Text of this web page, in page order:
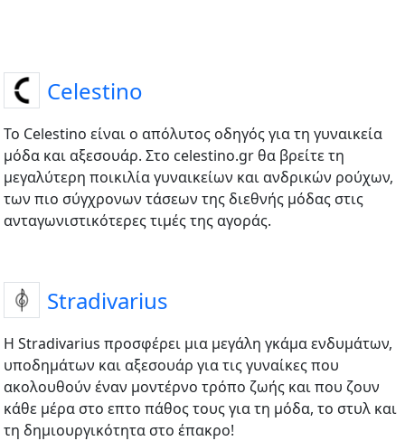
Celestino
Το Celestino είναι ο απόλυτος οδηγός για τη γυναικεία
μόδα και αξεσουάρ. Στο celestino.gr θα βρείτε τη
μεγαλύτερη ποικιλία γυναικείων και ανδρικών ρούχων,
των πιο σύγχρονων τάσεων της διεθνής μόδας στις
ανταγωνιστικότερες τιμές της αγοράς.
Stradivarius
Η Stradivarius προσφέρει μια μεγάλη γκάμα ενδυμάτων,
υποδημάτων και αξεσουάρ για τις γυναίκες που
ακολουθούν έναν μοντέρνο τρόπο ζωής και που ζουν
κάθε μέρα στο επτο πάθος τους για τη μόδα, το στυλ και
τη δημιουργικότητα στο έπακρο!